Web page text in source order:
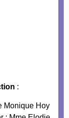
:
Monique Hoy